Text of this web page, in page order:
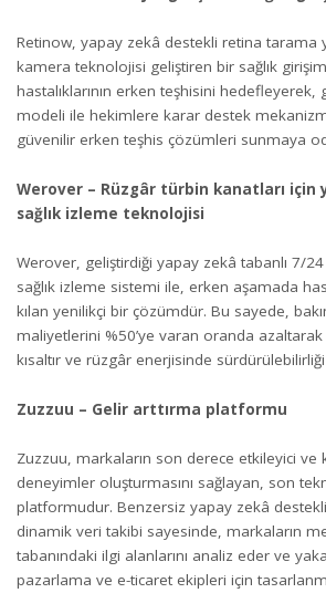
Retinow, yapay zekâ destekli retina tarama
kamera teknolojisi geliştiren bir sağlık
hastalıklarının erken teşhisini hedefleyerek,
modeli ile hekimlere karar destek
güvenilir erken teşhis çözümleri sunmaya
Werover – Rüzgâr türbin kanatları için
sağlık izleme teknolojisi
Werover, geliştirdiği yapay zekâ tabanlı 7/
sağlık izleme sistemi ile, erken aşamada
kılan yenilikçi bir çözümdür. Bu sayede,
maliyetlerini %50’ye varan oranda
kısaltır ve rüzgâr enerjisinde sürdürülebilirliği
Zuzzuu – Gelir arttırma platformu
Zuzzuu, markaların son derece etkileyici ve
deneyimler oluşturmasını sağlayan, son
platformudur. Benzersiz yapay zekâ
dinamik veri takibi sayesinde, markaların
tabanındaki ilgi alanlarını analiz eder ve
pazarlama ve e-ticaret ekipleri için